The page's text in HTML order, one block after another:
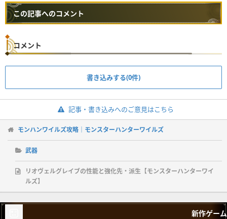
この記事へのコメント
コメント
書き込みする(0件)
記事・書き込みへのご意見はこちら
モンハンワイルズ攻略｜モンスターハンターワイルズ
武器
リオヴェルグレイブの性能と強化先・派生【モンスターハンターワイ
ルズ】
新作ゲーム